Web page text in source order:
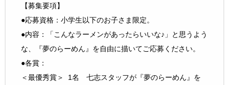
【募集要項】
●応募資格：小学生以下のお子さま限定。
●内容：「こんなラーメンがあったらいいな♪」と思うよう
な、『夢のらーめん』を自由に描いてご応募ください。
●各賞：
＜最優秀賞＞ 1名 七志スタッフが『夢のらーめん』を